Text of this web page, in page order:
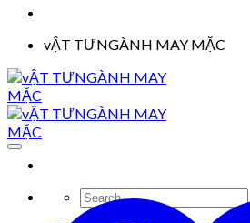
vẬT TƯNGÀNH MAY MẶC
Search
for: